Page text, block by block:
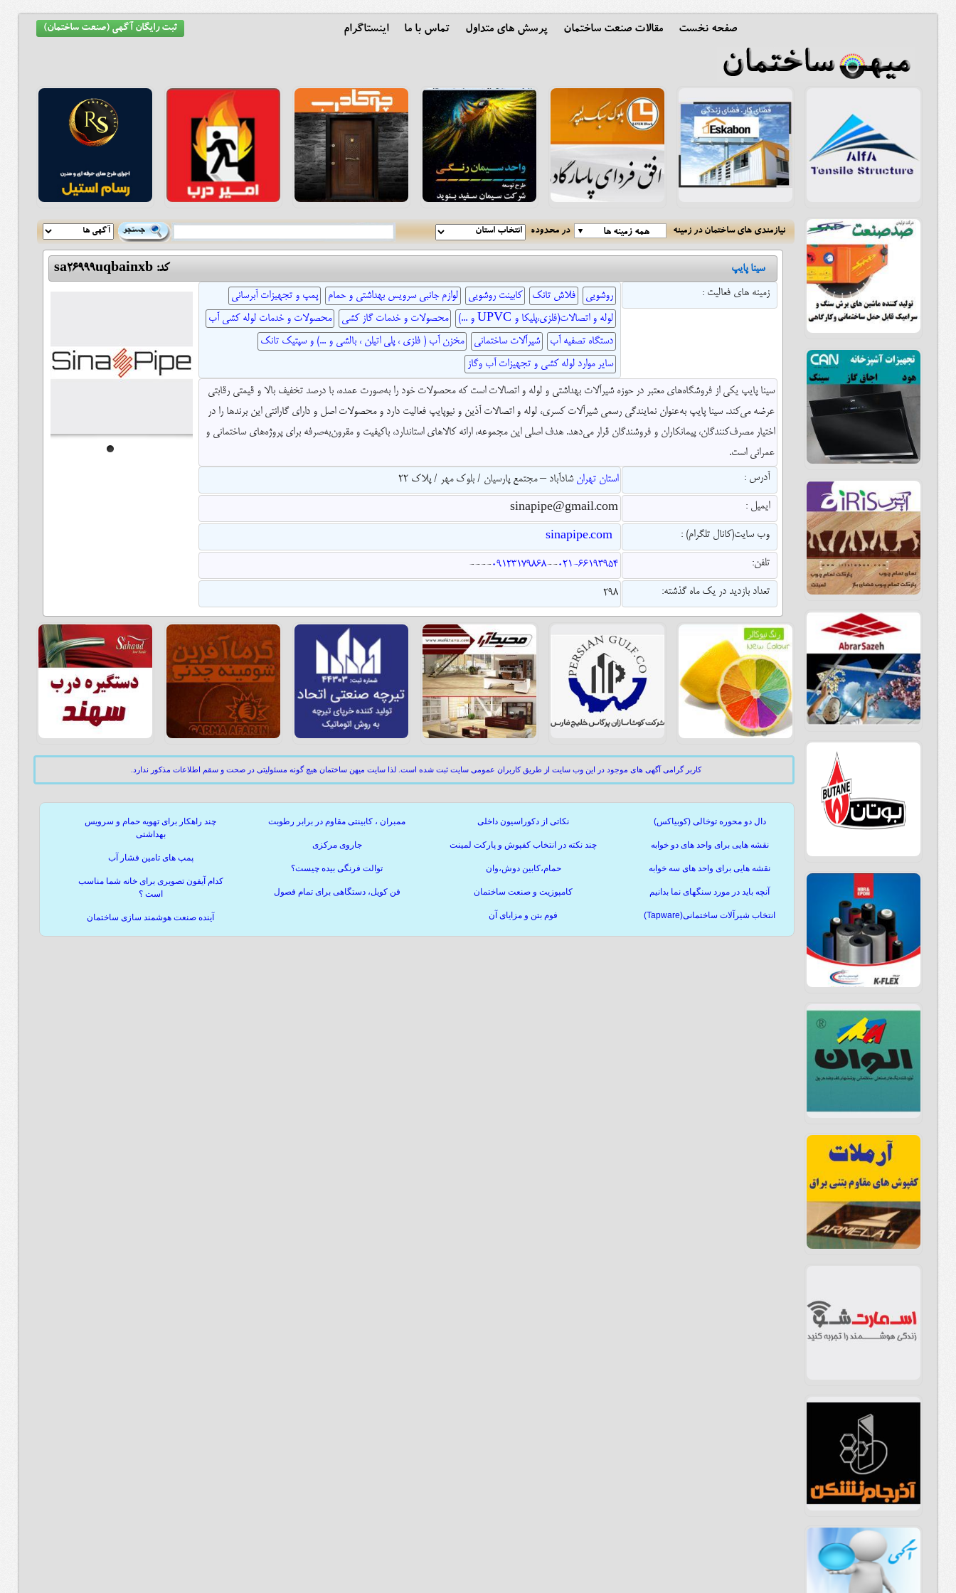
ثبت رایگان آگهی (صنعت ساختمان) صفحه نخست مقالات صنعت ساختمان پرسش های متداول تماس با ما اینستاگرام
نیازمندی های ساختمان در زمینه همه زمینه ها در محدوده
سینا پایپ کد: sa26999uqbainxb
روشویی فلاش تانک کابینت روشویی لوازم جانبی سرویس بهداشتی و حمام
پمپ و تجهیزات آبرسانی
لوله و اتصالات(فلزی،پلیکا و UPVC و ...)
محصولات و خدمات گاز کشی
محصولات و خدمات لوله کشی آب
دستگاه تصفیه آب
شیرآلات ساختمانی
مخزن آب ( فلزی ، پلی اتیلن ، بالشی و ...) و سپتیک تانک
سایر موارد لوله کشی و تجهیزات آب وگاز
زمینه های فعالیت :
سینا پایپ یکی از فروشگاه‌های معتبر در حوزه شیرآلات بهداشتی و لوله و اتصالات است که محصولات خود را به‌صورت عمده، با درصد تخفیف بالا و قیمتی رقابتی
عرضه می‌کند. سینا پایپ به‌عنوان نمایندگی رسمی شیرآلات کسری، لوله و اتصالات آذین و نیوپایپ فعالیت دارد و محصولات اصل و دارای گارانتی این برندها را در
اختیار مصرف‌کنندگان، پیمانکاران و فروشندگان قرار می‌دهد. هدف اصلی این مجموعه، ارائه کالاهای استاندارد، باکیفیت و مقرون‌به‌صرفه برای پروژه‌های ساختمانی و
عمرانی است.
استان تهران شادآباد – مجتمع پارسیان / بلوک مهر / پلاک 22 آدرس :
sinapipe@gmail.com ایمیل :
sinapipe.com وب سایت(کانال تلگرام) :
021-66193954
--
09123179868
--
-- تلفن:
298 تعداد بازدید در یک ماه گذشته:
کاربر گرامی آگهی های موجود در این وب سایت از طریق کاربران عمومی سایت ثبت شده است. لذا سایت میهن ساختمان هیچ گونه مسئولیتی در صحت و سقم اطلاعات مذکور ندارد.
دال دو محوره توخالی (کوبیاکس)
نقشه هایی برای واحد های دو خوابه
نقشه هایی برای واحد های سه خوابه
آنچه باید در مورد سنگهای نما بدانیم
انتخاب شیرآلات ساختمانی(Tapware)
نکاتی از دکوراسیون داخلی
چند نکته در انتخاب کفپوش و پارکت لمینت
حمام،کابین دوش،وان
کامپوزیت و صنعت ساختمان
فوم بتن و مزایای آن
ممبران ، کابینتی مقاوم در برابر رطوبت
جاروی مرکزی
توالت فرنگی بیده چیست؟
فن کویل، دستگاهی برای تمام فصول
چند راهکار برای تهویه حمام و سرویس
بهداشتی
پمپ های تامین فشار آب
کدام آیفون تصویری برای خانه شما مناسب
است ؟
آینده صنعت هوشمند سازی ساختمان